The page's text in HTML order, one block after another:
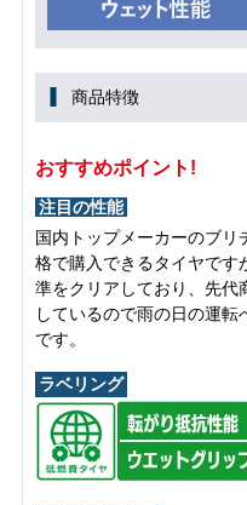
商品特徴
おすすめポイント!
注目の性能
国内トップメーカーのブリ
格で購入できるタイヤです
準をクリアしており、先代
しているので雨の日の運
です。
ラベリング